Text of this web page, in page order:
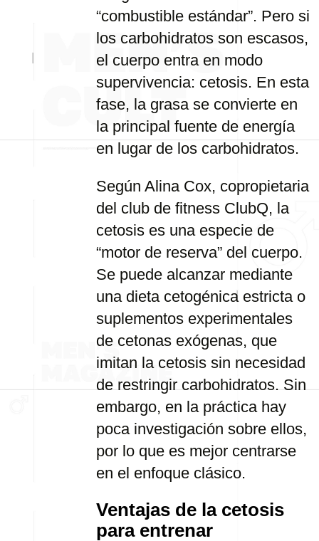
“combustible estándar”. Pero si
los carbohidratos son escasos,
el cuerpo entra en modo
supervivencia: cetosis. En esta
fase, la grasa se convierte en
la principal fuente de energía
en lugar de los carbohidratos.
Según Alina Cox, copropietaria
del club de fitness ClubQ, la
cetosis es una especie de
“motor de reserva” del cuerpo.
Se puede alcanzar mediante
una dieta cetogénica estricta o
suplementos experimentales
de cetonas exógenas, que
imitan la cetosis sin necesidad
de restringir carbohidratos. Sin
embargo, en la práctica hay
poca investigación sobre ellos,
por lo que es mejor centrarse
en el enfoque clásico.
Ventajas de la cetosis
para entrenar